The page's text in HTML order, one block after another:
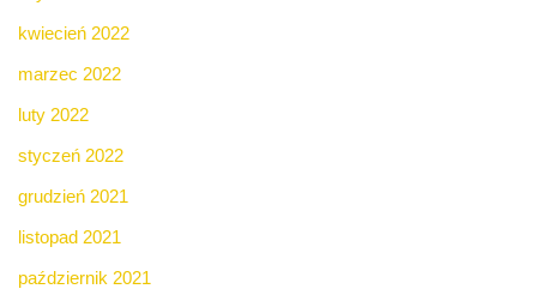
kwiecień 2022
marzec 2022
luty 2022
styczeń 2022
grudzień 2021
listopad 2021
październik 2021